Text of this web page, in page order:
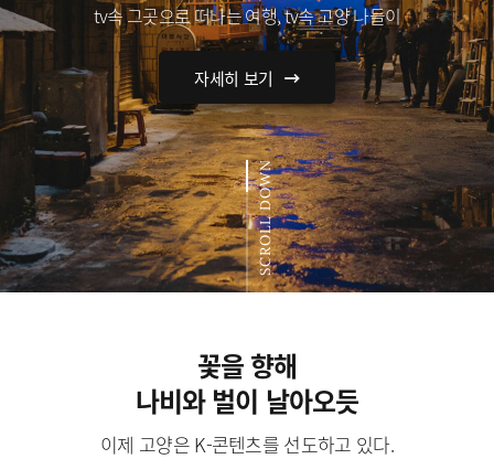
tv속 그곳으로 떠나는 여행, tv속 고양 나들이
자세히 보기
SCROLL DOWN
꽃을 향해
나비와 벌이 날아오듯
이제 고양은 K-콘텐츠를 선도하고 있다.